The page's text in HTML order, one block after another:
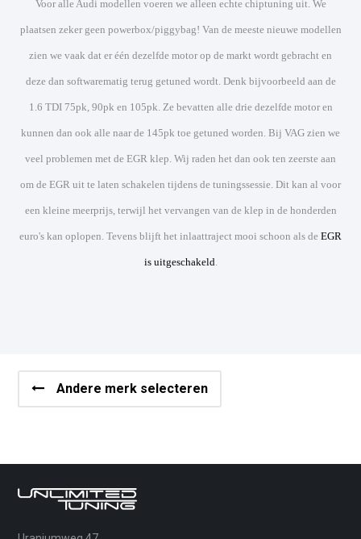
Voor alle Audi modellen voeren we alleen echte chiptuning uit. We
plaatsen zeker geen powerbox/piggybag! Van de meeste nieuwe modellen
zien we vaak dat er één dezelfde motor op de markt wordt gebracht en
deze dan softwarematig terug getuned wordt. Denk bijvoorbeeld aan de
1.6 TDI 75pk, 90pk en 105pk. Ze bevatten alle drie dezelfde motor en
kunnen dan ook alle naar de 145pk toe getuned worden. Bij VAG zien we
veel problemen met de EGR klep. Wij raden het dan ook ten zeerste aan
om de EGR uit te laten schakelen tijdens de tuningssessie. Dit kan al voor
een kleine meerprijs, terwijl het vervangen van de klep in de honderden
euro's kan oplopen. Tevens blijft het inlaattraject mooi schoon als de EGR
is uitgeschakeld.
Andere merk selecteren